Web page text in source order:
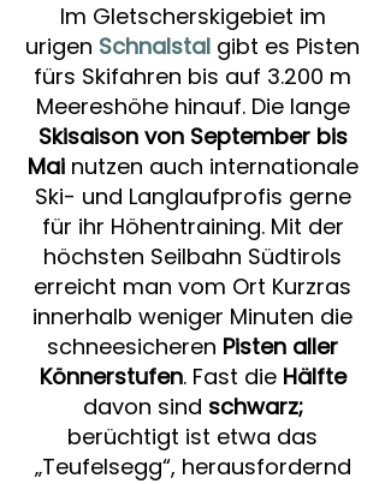
Im Gletscherskigebiet im
urigen Schnalstal gibt es Pisten
fürs Skifahren bis auf 3.200 m
Meereshöhe hinauf. Die lange
Skisaison von September bis
Mai nutzen auch internationale
Ski- und Langlaufprofis gerne
für ihr Höhentraining. Mit der
höchsten Seilbahn Südtirols
erreicht man vom Ort Kurzras
innerhalb weniger Minuten die
schneesicheren Pisten aller
Könnerstufen. Fast die Hälfte
davon sind schwarz;
berüchtigt ist etwa das
„Teufelsegg“, herausfordernd